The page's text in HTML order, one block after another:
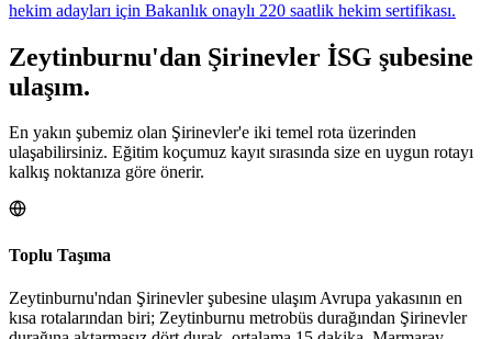
hekim adayları için Bakanlık onaylı 220 saatlik hekim sertifikası.
Zeytinburnu'dan Şirinevler İSG şubesine
ulaşım.
En yakın şubemiz olan Şirinevler'e iki temel rota üzerinden
ulaşabilirsiniz. Eğitim koçumuz kayıt sırasında size en uygun rotayı
kalkış noktanıza göre önerir.
Toplu Taşıma
Zeytinburnu'ndan Şirinevler şubesine ulaşım Avrupa yakasının en
kısa rotalarından biri; Zeytinburnu metrobüs durağından Şirinevler